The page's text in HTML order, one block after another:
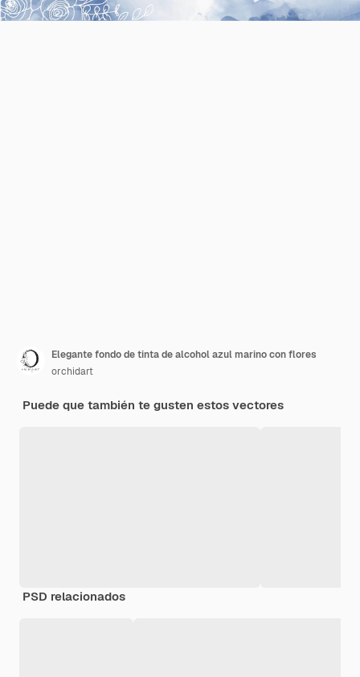
Elegante fondo de tinta de alcohol azul marino con flores
orchidart
Puede que también te gusten estos vectores
PSD relacionados